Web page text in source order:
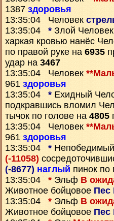
1387 здоровья
13:35:04 Человек
13:35:04 * Злой Человек
харкая кровью нанёс
по правой руке на 6935
удар на 3467
13:35:04 Человек
961 здоровья
13:35:04 * Ехидный
подкравшись вломил
тычок по голове на 4805
13:35:04 Человек
961 здоровья
13:35:04 *
(-11058)
(-8677) наглый пинок по
13:35:04 * Эльф В
Животное бойцовое Пес
13:35:04 * Эльф В
Животное бойцовое Пес